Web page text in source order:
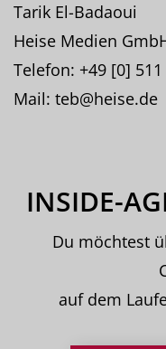
Tarik El-Badaoui
Heise Medien
Telefon: +49 [0]
Mail: teb@heise.de
INSIDE-
Du möchtest
auf dem